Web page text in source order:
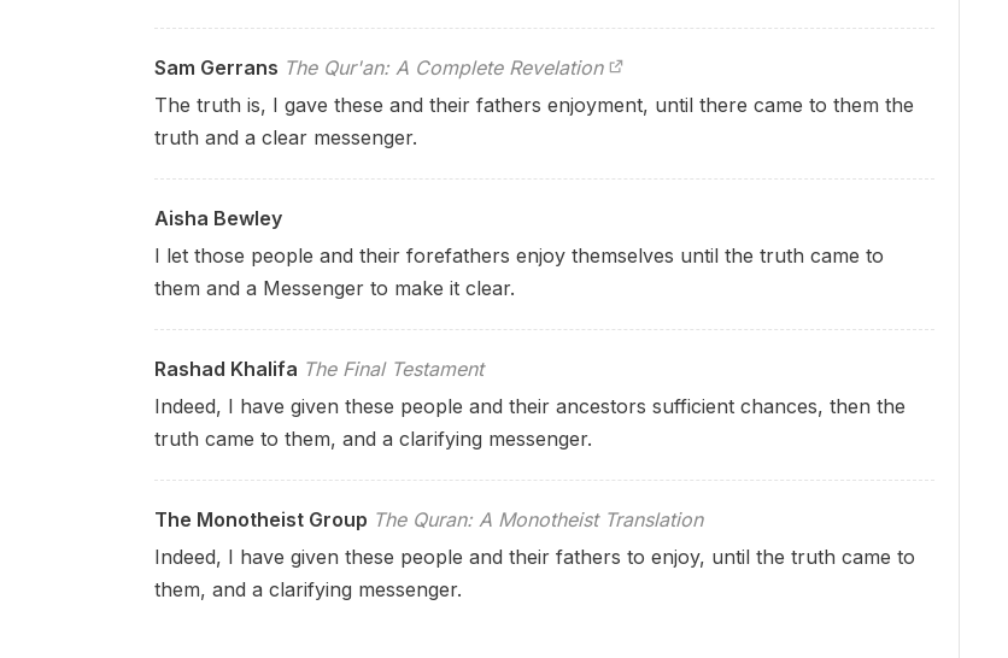
Sam Gerrans The Qur'an: A Complete Revelation
The truth is, I gave these and their fathers enjoyment, until there came to them the
truth and a clear messenger.
Aisha Bewley
I let those people and their forefathers enjoy themselves until the truth came to
them and a Messenger to make it clear.
Rashad Khalifa The Final Testament
Indeed, I have given these people and their ancestors sufficient chances, then the
truth came to them, and a clarifying messenger.
The Monotheist Group The Quran: A Monotheist Translation
Indeed, I have given these people and their fathers to enjoy, until the truth came to
them, and a clarifying messenger.